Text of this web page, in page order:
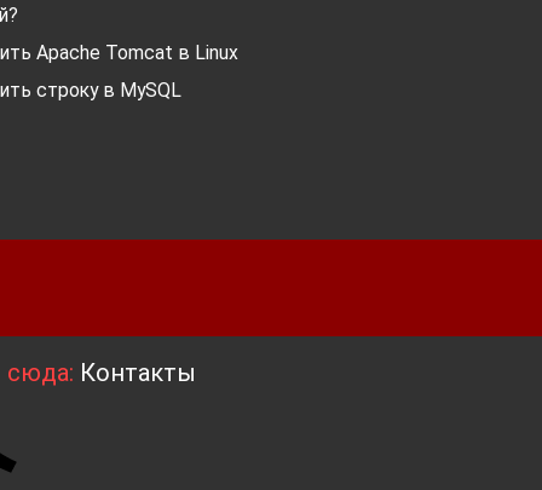
Apache Tomcat в Linux
строку в MySQL
сюда: Контакты